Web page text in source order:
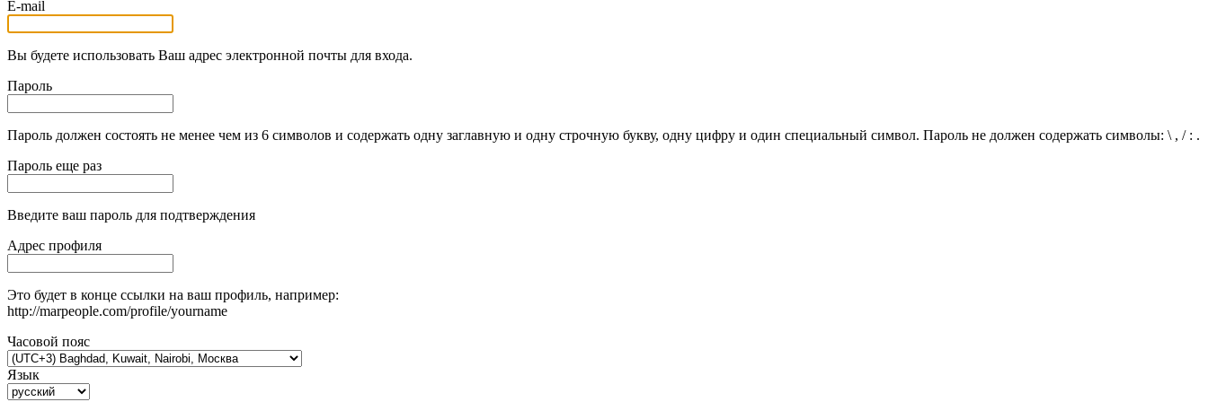
E-mail
Вы будете использовать Ваш адрес электронной почты для входа.
Пароль
Пароль должен состоять не менее чем из 6 символов и содержать одну заглавную и одну строчную букву, одну цифру и один специальный символ. Пароль не должен содержать символы: \ , / : .
Пароль еще раз
Введите ваш пароль для подтверждения
Адрес профиля
Это будет в конце ссылки на ваш профиль, например:
http://marpeople.com/profile/yourname
Часовой пояс
Язык